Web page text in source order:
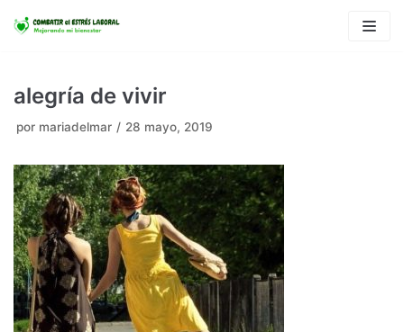
Saltar
alegría de vivir
por mariadelmar 28 mayo, 2019